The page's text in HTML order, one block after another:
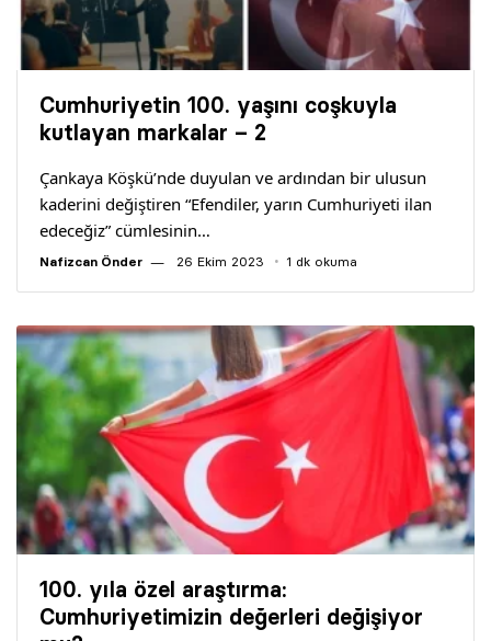
Cumhuriyetin 100. yaşını coşkuyla
kutlayan markalar – 2
Çankaya Köşkü’nde duyulan ve ardından bir ulusun
kaderini değiştiren “Efendiler, yarın Cumhuriyeti ilan
edeceğiz” cümlesinin…
Nafizcan Önder 26 Ekim 2023 1 dk okuma
100. yıla özel araştırma:
Cumhuriyetimizin değerleri değişiyor